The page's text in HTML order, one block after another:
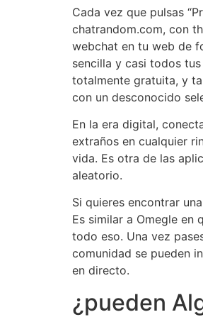
Cada vez que pulsas
chatrandom.com, con
webchat en tu web de
sencilla y casi todos
totalmente gratuita, y
con un desconocido
En la era digital,
extraños en cualquier
vida. Es otra de las
aleatorio.
Si quieres encontrar
Es similar a Omegle
todo eso. Una vez
comunidad se pueden
en directo.
¿pueden